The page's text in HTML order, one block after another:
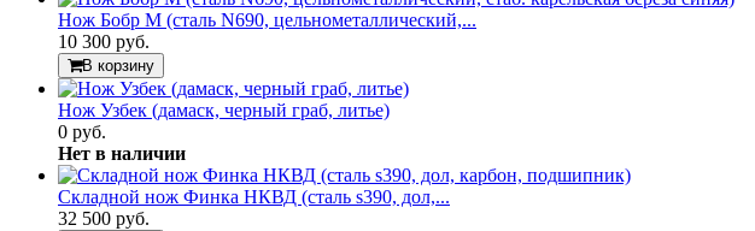
Нож Бобр М (сталь N690, цельнометаллический,...
10 300 руб.
В корзину
Нож Узбек (дамаск, черный граб, литье)
0 руб.
Нет в наличии
Складной нож Финка НКВД (сталь s390, дол,...
32 500 руб.